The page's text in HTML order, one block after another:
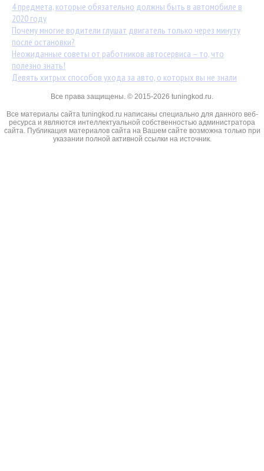
4 предмета, которые обязательно должны быть в автомобиле в
2020 году
Почему многие водители глушат двигатель только через минуту
после остановки?
Неожиданные советы от работников автосервиса – то, что
полезно знать!
Девять хитрых способов ухода за авто, о которых вы не знали
Все права защищены. © 2015-2026 tuningkod.ru.
Все материалы сайта tuningkod.ru написаны специально для данного веб-
ресурса и являются интеллектуальной собственностью администратора
сайта. Публикация материалов сайта на Вашем сайте возможна только при
указании полной активной ссылки на источник.